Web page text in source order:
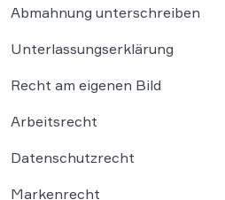
Abmahnung unterschreiben
Unterlassungserklärung
Recht am eigenen Bild
Arbeitsrecht
Datenschutzrecht
Markenrecht